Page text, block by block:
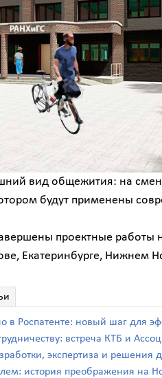
вид общежития: на
будут применены
проектные работы
Екатеринбурге, Нижнем
в Роспатенте: новый шаг для
встреча КТБ и
экспертиза и решения
история преображения на